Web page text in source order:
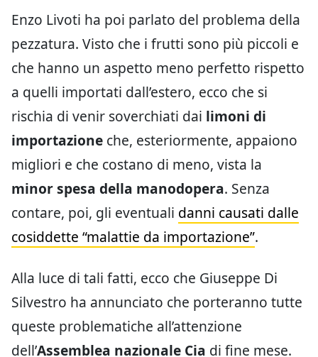
Enzo Livoti ha poi parlato del problema della
pezzatura. Visto che i frutti sono più piccoli e
che hanno un aspetto meno perfetto rispetto
a quelli importati dall’estero, ecco che si
rischia di venir soverchiati dai limoni di
importazione che, esteriormente, appaiono
migliori e che costano di meno, vista la
minor spesa della manodopera. Senza
contare, poi, gli eventuali danni causati dalle
cosiddette “malattie da importazione”.
Alla luce di tali fatti, ecco che Giuseppe Di
Silvestro ha annunciato che porteranno tutte
queste problematiche all’attenzione
dell’Assemblea nazionale Cia di fine mese.